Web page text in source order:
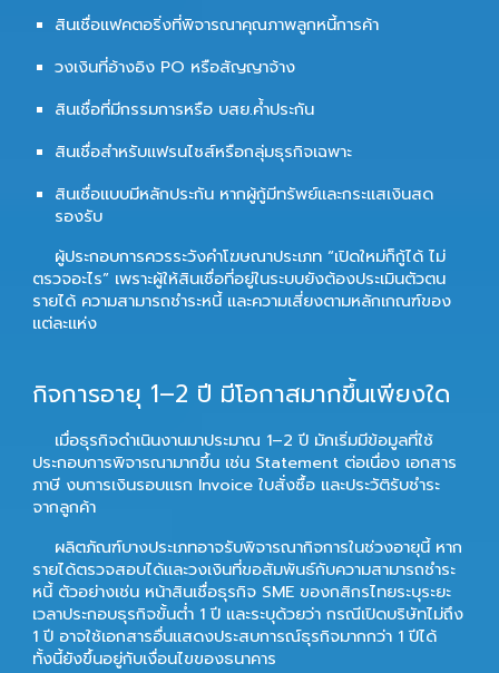
สินเชื่อแฟคตอริ่งที่พิจารณาคุณภาพลูกหนี้การค้า
วงเงินที่อ้างอิง PO หรือสัญญาจ้าง
สินเชื่อที่มีกรรมการหรือ บสย.ค้ำประกัน
สินเชื่อสำหรับแฟรนไชส์หรือกลุ่มธุรกิจเฉพาะ
สินเชื่อแบบมีหลักประกัน หากผู้กู้มีทรัพย์และกระแสเงินสด
รองรับ
ผู้ประกอบการควรระวังคำโฆษณาประเภท “เปิดใหม่ก็กู้ได้ ไม่
ตรวจอะไร” เพราะผู้ให้สินเชื่อที่อยู่ในระบบยังต้องประเมินตัวตน
รายได้ ความสามารถชำระหนี้ และความเสี่ยงตามหลักเกณฑ์ของ
แต่ละแห่ง
กิจการอายุ 1–2 ปี มีโอกาสมากขึ้นเพียงใด
เมื่อธุรกิจดำเนินงานมาประมาณ 1–2 ปี มักเริ่มมีข้อมูลที่ใช้
ประกอบการพิจารณามากขึ้น เช่น Statement ต่อเนื่อง เอกสาร
ภาษี งบการเงินรอบแรก Invoice ใบสั่งซื้อ และประวัติรับชำระ
จากลูกค้า
ผลิตภัณฑ์บางประเภทอาจรับพิจารณากิจการในช่วงอายุนี้ หาก
รายได้ตรวจสอบได้และวงเงินที่ขอสัมพันธ์กับความสามารถชำระ
หนี้ ตัวอย่างเช่น หน้าสินเชื่อธุรกิจ SME ของกสิกรไทยระบุระยะ
เวลาประกอบธุรกิจขั้นต่ำ 1 ปี และระบุด้วยว่า กรณีเปิดบริษัทไม่ถึง
1 ปี อาจใช้เอกสารอื่นแสดงประสบการณ์ธุรกิจมากกว่า 1 ปีได้
ทั้งนี้ยังขึ้นอยู่กับเงื่อนไขของธนาคาร